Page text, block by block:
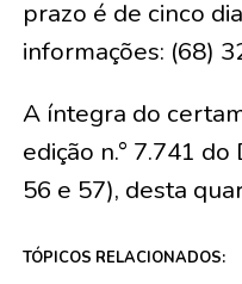
prazo é de cinco
informações: (68)
A íntegra do
edição n.° 7.741 do
56 e 57), desta
TÓPICOS RELACIONADOS: